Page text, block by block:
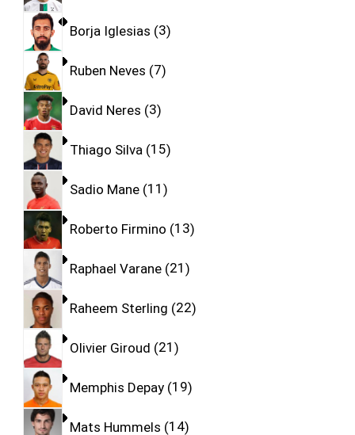
Borja Iglesias 3
Ruben Neves 7
David Neres 3
Thiago Silva 15
Sadio Mane 11
Roberto Firmino 13
Raphael Varane 21
Raheem Sterling 22
Olivier Giroud 21
Memphis Depay 19
Mats Hummels 14